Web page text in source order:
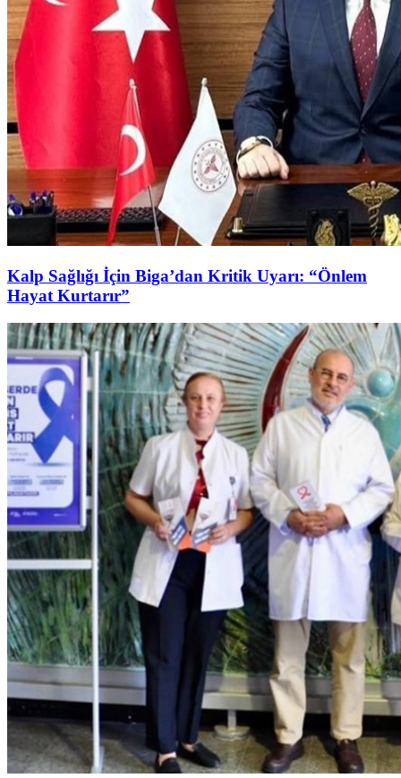
Kalp Sağlığı İçin Biga’dan Kritik Uyarı: “Önlem
Hayat Kurtarır”